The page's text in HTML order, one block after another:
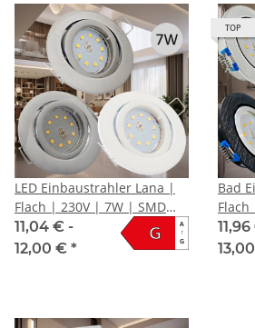
LED Einbaustrahler Lana |
Flach | 230V | 7W | SMD
Modul | Schwenkbar
11,04 € -
12,00 € *
A
↑
G
G
TOP
Bad
SMD